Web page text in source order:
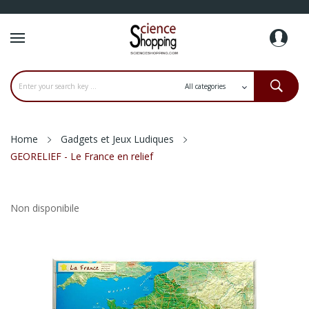
Home
Gadgets et Jeux Ludiques
GEORELIEF - Le France en relief
Non disponibile